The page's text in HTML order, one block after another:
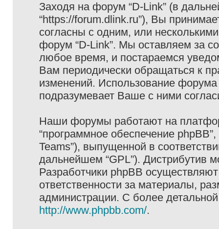
Заходя на форум “D-Link” (в
“https://forum.dlink.ru”), Вы
согласны с одним, или
форум “D-Link”. Мы оставляем за
любое время, и постараемся
Вам периодически обращаться к
изменений. Использование
подразумевает Ваше с ними
Наши форумы работают на
“программное обеспечение
Teams”), выпущенной в
дальнейшем “GPL”). Дистрибутив
Разработчики phpBB
ответственности за материалы,
администрации. С более
http://www.phpbb.com/.